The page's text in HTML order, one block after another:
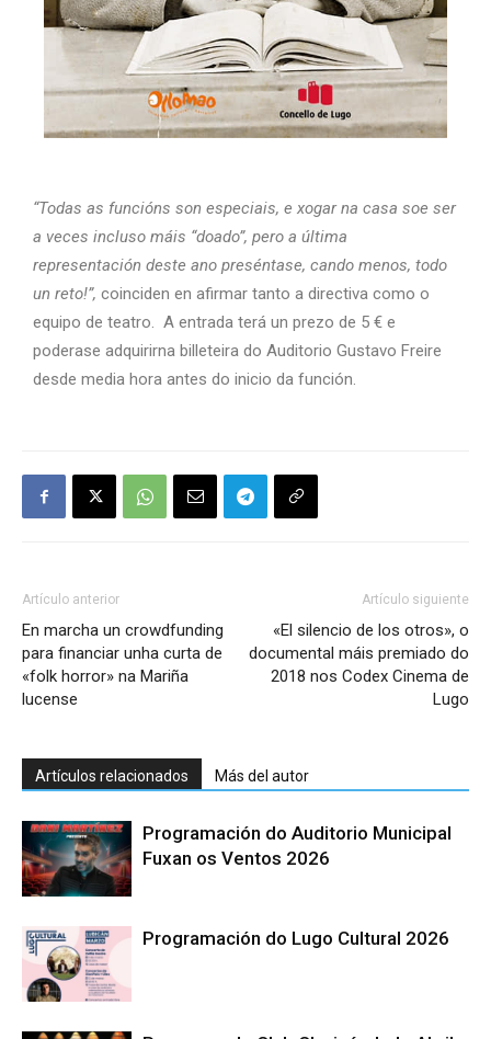
“Todas as funcións son especiais, e xogar na casa soe ser
a veces incluso máis “doado”, pero a última
representación deste ano preséntase, cando menos, todo
un reto!”, coinciden en afirmar tanto a directiva como o
equipo de teatro. A entrada terá un prezo de 5 € e
poderase adquirirna billeteira do Auditorio Gustavo Freire
desde media hora antes do inicio da función.
Artículo anterior
En marcha un crowdfunding
para financiar unha curta de
«folk horror» na Mariña
lucense
Artículo siguiente
«El silencio de los otros», o
documental máis premiado do
2018 nos Codex Cinema de
Lugo
Artículos relacionados Más del autor
Programación do Auditorio Municipal
Fuxan os Ventos 2026
Programación do Lugo Cultural 2026